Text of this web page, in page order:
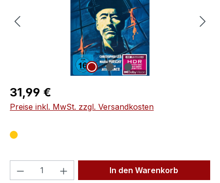
Regulärer Preis:
31,99 €
Preise inkl. MwSt. zzgl. Versandkosten
Produkt Anzahl: Gib denIn den Warenkorb